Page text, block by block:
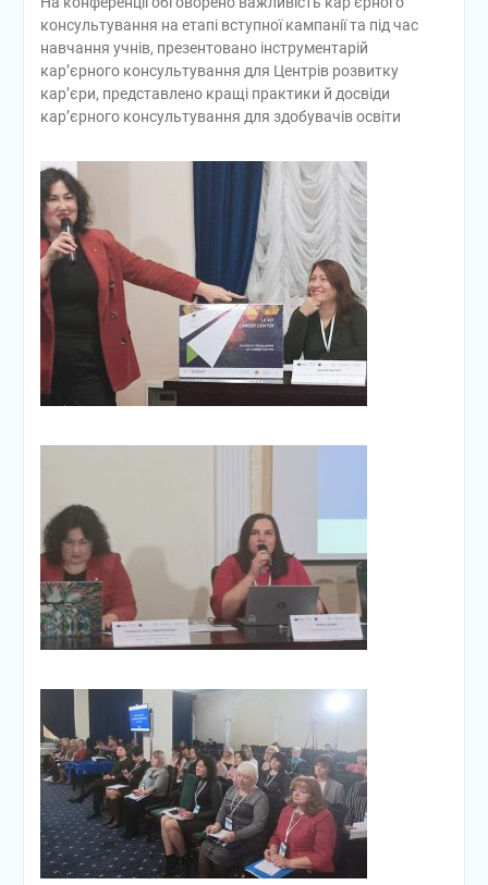
консультування на етапі вступної кампанії та під час
навчання учнів, презентовано інструментарій
кар’єрного консультування для Центрів розвитку
кар’єри, представлено кращі практики й досвіди
кар’єрного консультування для здобувачів освіти